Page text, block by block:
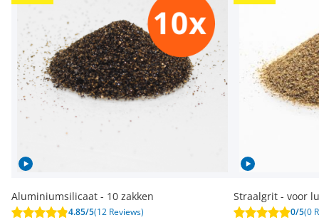
Aluminiumsilicaat - 10 zakken
4.85/5(12 Reviews)
Straalgrit - voor
0/5(0